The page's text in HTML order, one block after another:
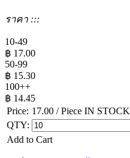
ราคา :::
10-49
฿ 17.00
50-99
฿ 15.30
100++
฿ 14.45
Price: 17.00 / Piece IN STOCK
QTY:
Add to Cart